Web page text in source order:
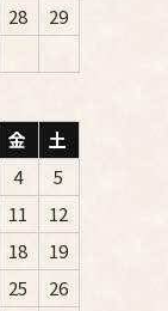
28
29
金
土
4
5
11
12
18
19
25
26